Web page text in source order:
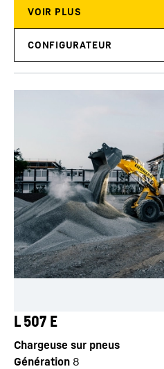
L 507 E
Chargeuse sur pneus
Génération 8